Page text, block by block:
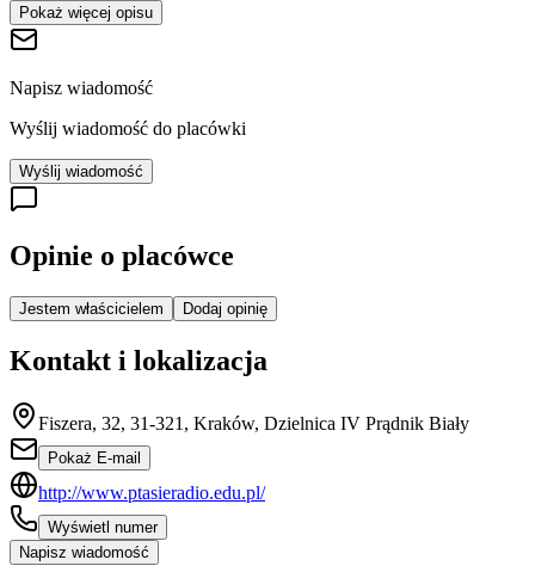
Pokaż więcej opisu
Napisz wiadomość
Wyślij wiadomość do placówki
Wyślij wiadomość
Opinie o placówce
Jestem właścicielem Dodaj opinię
Kontakt i lokalizacja
Fiszera, 32, 31-321, Kraków, Dzielnica IV Prądnik Biały
Pokaż E-mail
http://www.ptasieradio.edu.pl/
Wyświetl numer
Napisz wiadomość